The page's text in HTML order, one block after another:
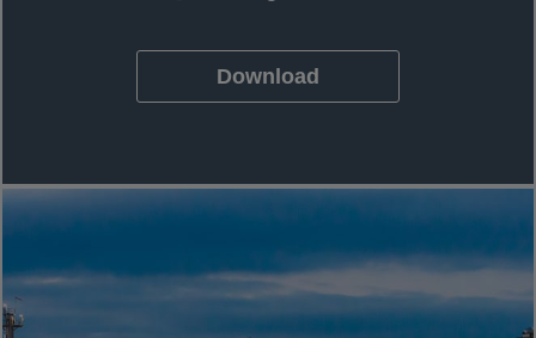
Download
wird in einer neuen Registerkarte